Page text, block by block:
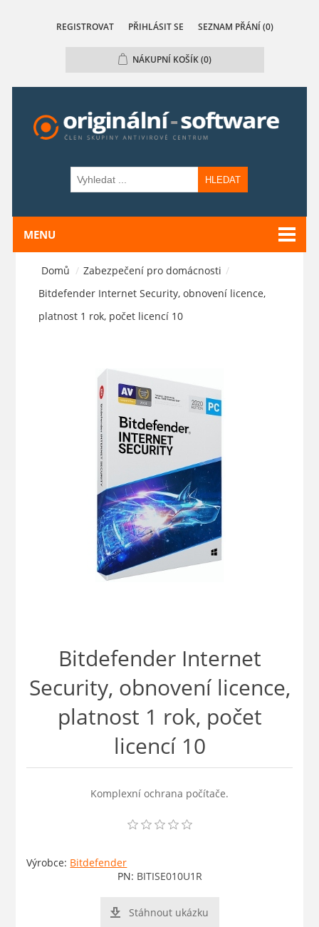
REGISTROVAT PŘIHLÁSIT SE SEZNAM PŘÁNÍ (0)
NÁKUPNÍ KOŠÍK(0)
HLEDAT
MENU
Domů / Zabezpečení pro domácnosti /
Bitdefender Internet Security, obnovení licence,
platnost 1 rok, počet licencí 10
Bitdefender Internet
Security, obnovení licence,
platnost 1 rok, počet
licencí 10
Komplexní ochrana počítače.
Výrobce: Bitdefender
PN: BITISE010U1R
Stáhnout ukázku